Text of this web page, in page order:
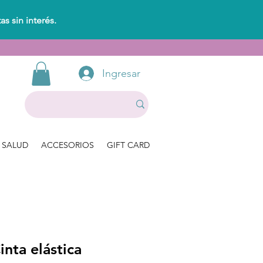
sin interés.
Ingresar
SALUD ACCESORIOS GIFT CARD
elástica